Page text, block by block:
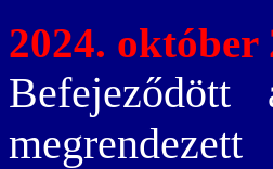
2024. október
megrendezett